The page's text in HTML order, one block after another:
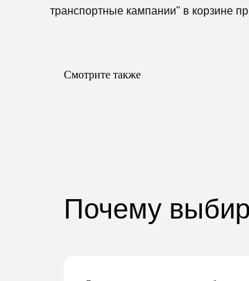
транспортные кампании" в корзине
Смотрите также
Почему